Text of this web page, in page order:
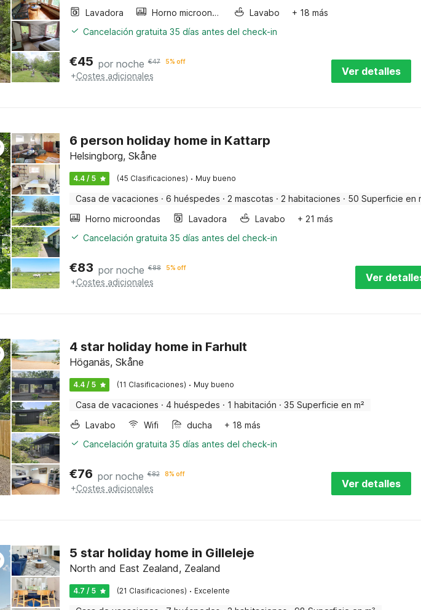
Lavadora
Horno microondas Lavabo
+ 18 más
Cancelación gratuita 35 días antes del check-in
€45 por noche €47 5% off
+Costes adicionales Ver detalles
6 person holiday home in Kattarp
Helsingborg, Skåne
4.4 / 5 (45 Clasificaciones) · Muy bueno
Casa de vacaciones · 6 huéspedes · 2 mascotas · 2 habitaciones · 50 Superficie en
Horno microondas
Lavadora Lavabo
+ 21 más
Cancelación gratuita 35 días antes del check-in
€83 por noche €88 5% off
+Costes adicionales Ver
4 star holiday home in Farhult
Höganäs, Skåne
4.4 / 5 (11 Clasificaciones) · Muy bueno
Casa de vacaciones · 4 huéspedes · 1 habitación · 35 Superficie en m²
Lavabo
Wifi ducha
+ 18 más
Cancelación gratuita 35 días antes del check-in
€76 por noche €82 8% off
+Costes adicionales Ver detalles
5 star holiday home in Gilleleje
North and East Zealand, Zealand
4.7 / 5 (21 Clasificaciones) · Excelente